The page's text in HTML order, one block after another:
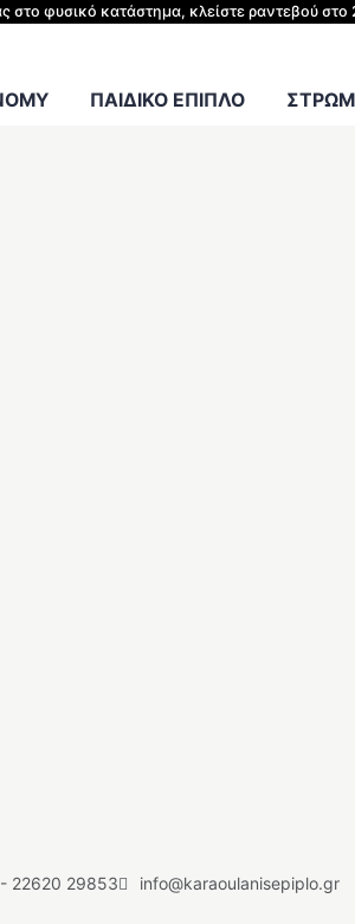
στο φυσικό κατάστημα, κλείστε ραντεβού
ΠΑΙΔΙΚΟ ΕΠΙΠΛΟ
- 22620 29853 info@karaoulanisepiplo.gr